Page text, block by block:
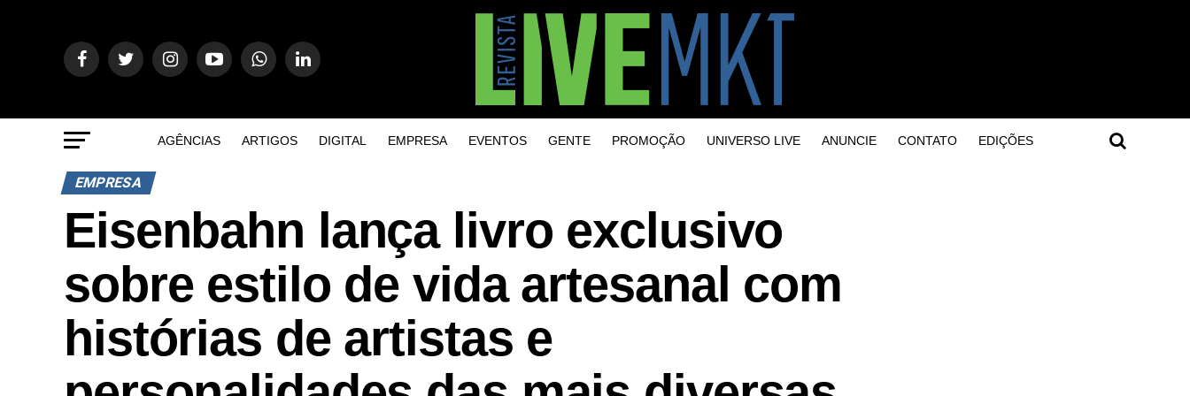
AGÊNCIAS ARTIGOS DIGITAL EMPRESA EVENTOS GENTE PROMOÇÃO UNIVERSO LIVE ANUNCIE CONTATO EDIÇÕES
EMPRESA
Eisenbahn lança livro exclusivo
sobre estilo de vida artesanal com
histórias de artistas e